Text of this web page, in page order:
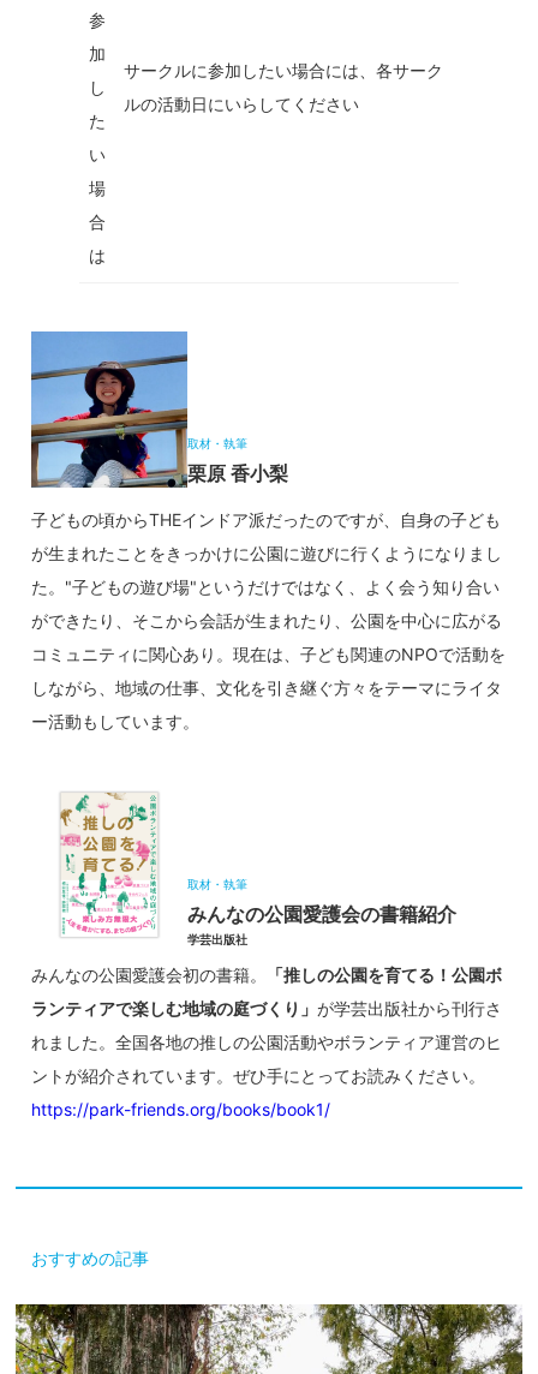
参
加
し
た
い
場
合
は
サークルに参加したい場合には、各サーク
ルの活動日にいらしてください
取材・執筆
栗原 香小梨
子どもの頃からTHEインドア派だったのですが、自身の子ども
が生まれたことをきっかけに公園に遊びに行くようになりまし
た。"子どもの遊び場"というだけではなく、よく会う知り合い
ができたり、そこから会話が生まれたり、公園を中心に広がる
コミュニティに関心あり。現在は、子ども関連のNPOで活動を
しながら、地域の仕事、文化を引き継ぐ方々をテーマにライタ
ー活動もしています。
取材・執筆
みんなの公園愛護会の書籍紹介
学芸出版社
みんなの公園愛護会初の書籍。
「推しの公園を育てる！公園ボ
ランティアで楽しむ地域の庭づくり」 が学芸出版社から刊行さ
れました。全国各地の推しの公園活動やボランティア運営のヒ
ントが紹介されています。ぜひ手にとってお読みください。
https://park-friends.org/books/book1/
おすすめの記事